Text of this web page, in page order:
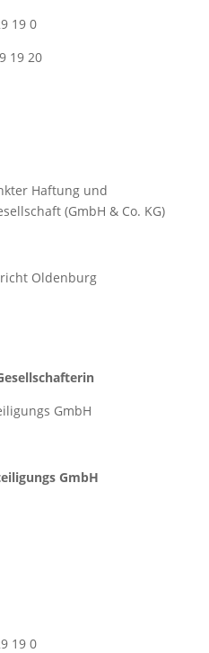
19 0
19 20
Haftung und
(GmbH & Co. KG)
Oldenburg
GmbH
GmbH
19 0